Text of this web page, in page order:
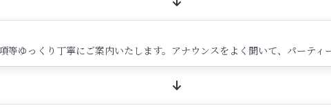
等ゆっくり丁寧にご案内いたします。アナウンスをよく聞いて、パーティ